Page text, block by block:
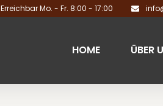
Erreichbar Mo. - Fr. 8:00 - 17:00
HOME ÜBER